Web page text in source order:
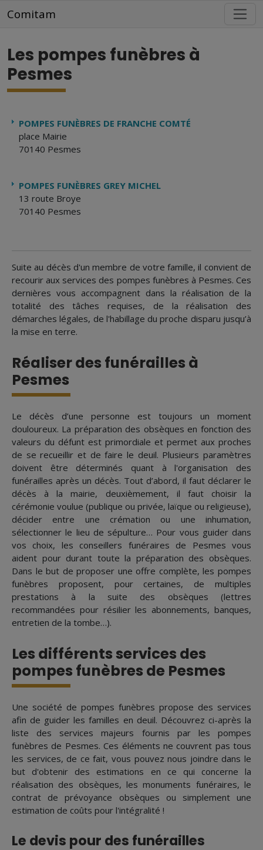
Comitam
Les pompes funèbres à
Pesmes
Suite au décès d'un membre de votre famille, il convient de
recourir aux services des pompes funèbres à Pesmes. Ces
dernières vous accompagnent dans la réalisation de la
totalité des tâches requises, de la réalisation des
démarches légales, de l'habillage du proche disparu jusqu’à
la mise en terre.
Réaliser des funérailles à
Pesmes
Le décès d’une personne est toujours un moment
douloureux. La préparation des obsèques en fonction des
valeurs du défunt est primordiale et permet aux proches
de se recueillir et de faire le deuil. Plusieurs paramètres
doivent être déterminés quant à l'organisation des
funérailles après un décès. Tout d’abord, il faut déclarer le
décès à la mairie, deuxièmement, il faut choisir la
cérémonie voulue (publique ou privée, laïque ou religieuse),
décider entre une crémation ou une inhumation,
sélectionner le lieu de sépulture… Pour vous guider dans
vos choix, les conseillers funéraires de Pesmes vous
aident pour durant toute la préparation des obsèques.
Dans le but de proposer une offre complète, les pompes
funèbres proposent, pour certaines, de multiples
prestations à la suite des obsèques (lettres
recommandées pour résilier les abonnements, banques,
entretien de la tombe…).
Les différents services des
pompes funèbres de Pesmes
Une société de pompes funèbres propose des services
afin de guider les familles en deuil. Découvrez ci-après la
liste des services majeurs fournis par les pompes
funèbres de Pesmes. Ces éléments ne couvrent pas tous
les services, de ce fait, vous pouvez nous joindre dans le
but d'obtenir des estimations en ce qui concerne la
réalisation des obsèques, les monuments funéraires, le
contrat de prévoyance obsèques ou simplement une
estimation de coûts pour l'intégralité !
Le devis pour des funérailles
POMPES FUNÈBRES DE FRANCHE COMTÉ
place Mairie
70140 Pesmes
POMPES FUNÈBRES GREY MICHEL
13 route Broye
70140 Pesmes